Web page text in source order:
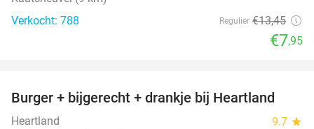
Verkocht: 788
Regulier €13,45
€7,95
36%
Burger + bijgerecht + drankje bij Heartland
Heartland 9.7 star